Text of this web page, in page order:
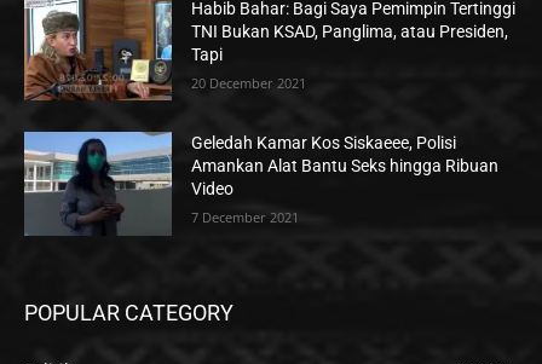
Habib Bahar: Bagi Saya Pemimpin Tertinggi
TNI Bukan KSAD, Panglima, atau Presiden,
Tapi
20 December 2021
Geledah Kamar Kos Siskaeee, Polisi
Amankan Alat Bantu Seks hingga Ribuan
Video
7 December 2021
POPULAR CATEGORY